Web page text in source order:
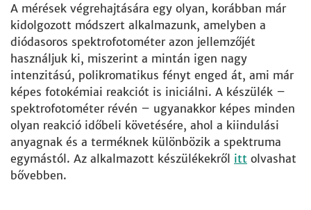
A mérések végrehajtására egy olyan, korábban már
kidolgozott módszert alkalmazunk, amelyben a
diódasoros spektrofotométer azon jellemzőjét
használjuk ki, miszerint a mintán igen nagy
intenzitású, polikromatikus fényt enged át, ami már
képes fotokémiai reakciót is iniciálni. A készülék –
spektrofotométer révén – ugyanakkor képes minden
olyan reakció időbeli követésére, ahol a kiindulási
anyagnak és a terméknek különbözik a spektruma
egymástól. Az alkalmazott készülékekről itt olvashat
bővebben.